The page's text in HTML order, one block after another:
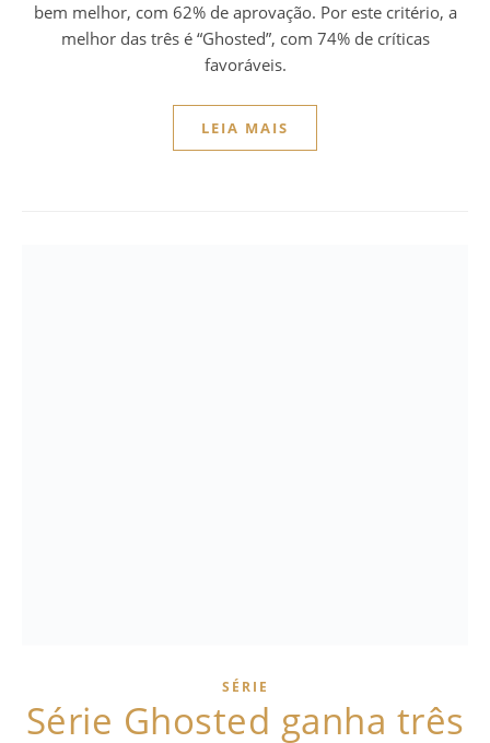
bem melhor, com 62% de aprovação. Por este critério, a
melhor das três é “Ghosted”, com 74% de críticas
favoráveis.
LEIA MAIS
SÉRIE
Série Ghosted ganha três